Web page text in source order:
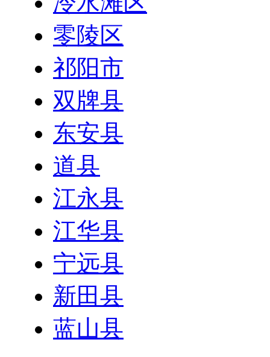
零陵区
祁阳市
双牌县
东安县
道县
江永县
江华县
宁远县
新田县
蓝山县